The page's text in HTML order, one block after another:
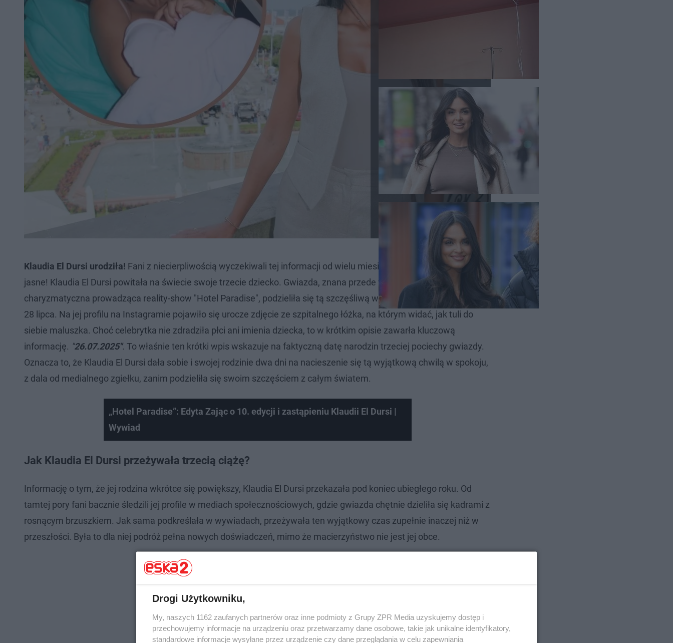
Klaudia El Dursi urodziła! Fani z niecierpliwością wyczekiwali tej informacji od wielu miesięcy. Teraz już wszystko jest
jasne! Klaudia El Dursi powitała na świecie swoje trzecie dziecko. Gwiazda, znana przede wszystkim jako
charyzmatyczna prowadząca reality-show "Hotel Paradise", podzieliła się tą szczęśliwą wiadomością w poniedziałek,
28 lipca. Na jej profilu na Instagramie pojawiło się urocze zdjęcie ze szpitalnego łóżka, na którym widać, jak tuli do
siebie maluszka. Choć celebrytka nie zdradziła płci ani imienia dziecka, to w krótkim opisie zawarła kluczową
informację. "26.07.2025". To właśnie ten krótki wpis wskazuje na faktyczną datę narodzin trzeciej pociechy gwiazdy.
Oznacza to, że Klaudia El Dursi dała sobie i swojej rodzinie dwa dni na nacieszenie się tą wyjątkową chwilą w spokoju,
z dala od medialnego zgiełku, zanim podzieliła się swoim szczęściem z całym światem.
„Hotel Paradise”: Edyta Zając o 10. edycji i zastąpieniu Klaudii El Dursi |
Wywiad
Jak Klaudia El Dursi przeżywała trzecią ciążę?
Informację o tym, że jej rodzina wkrótce się powiększy, Klaudia El Dursi przekazała pod koniec ubiegłego roku. Od
tamtej pory fani bacznie śledzili jej profile w mediach społecznościowych, gdzie gwiazda chętnie dzieliła się kadrami z
rosnącym brzuszkiem. Jak sama podkreślała w wywiadach, przeżywała ten wyjątkowy czas zupełnie inaczej niż w
przeszłości. Była to dla niej podróż pełna nowych doświadczeń, mimo że macierzyństwo nie jest jej obce.
Drogi Użytkowniku,
My, naszych 1162 zaufanych partnerów oraz inne podmioty z Grupy ZPR Media uzyskujemy dostęp i
przechowujemy informacje na urządzeniu oraz przetwarzamy dane osobowe, takie jak unikalne identyfikatory,
standardowe informacje wysyłane przez urządzenie czy dane przeglądania w celu zapewniania